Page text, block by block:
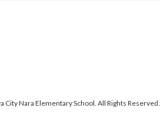
City Nara Elementary School. All Rights Reserved.